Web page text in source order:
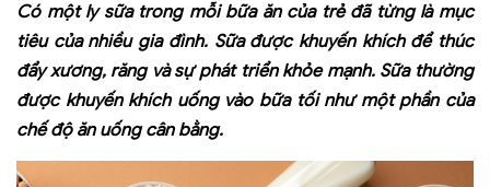
Có một ly sữa trong mỗi bữa ăn của trẻ đã từng là mục
tiêu của nhiều gia đình. Sữa được khuyến khích để thúc
đẩy xương, răng và sự phát triển khỏe mạnh. Sữa thường
được khuyến khích uống vào bữa tối như một phần của
chế độ ăn uống cân bằng.